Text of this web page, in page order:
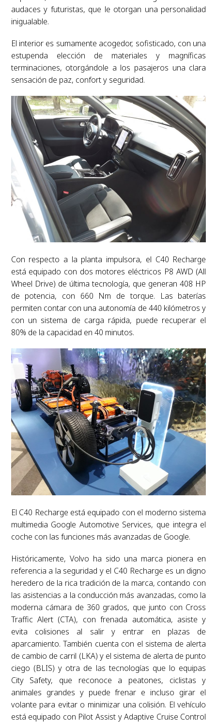
audaces y futuristas, que le otorgan una personalidad
inigualable.
El interior es sumamente acogedor, sofisticado, con una
estupenda elección de materiales y magníficas
terminaciones, otorgándole a los pasajeros una clara
sensación de paz, confort y seguridad.
Con respecto a la planta impulsora, el C40 Recharge
está equipado con dos motores eléctricos P8 AWD (All
Wheel Drive) de última tecnología, que generan 408 HP
de potencia, con 660 Nm de torque. Las baterías
permiten contar con una autonomía de 440 kilómetros y
con un sistema de carga rápida, puede recuperar el
80% de la capacidad en 40 minutos.
El C40 Recharge está equipado con el moderno sistema
multimedia Google Automotive Services, que integra el
coche con las funciones más avanzadas de Google.
Históricamente, Volvo ha sido una marca pionera en
referencia a la seguridad y el C40 Recharge es un digno
heredero de la rica tradición de la marca, contando con
las asistencias a la conducción más avanzadas, como la
moderna cámara de 360 ​​grados, que junto con Cross
Traffic Alert (CTA), con frenada automática, asiste y
evita colisiones al salir y entrar en plazas de
aparcamiento. También cuenta con el sistema de alerta
de cambio de carril (LKA) y el sistema de alerta de punto
ciego (BLIS) y otra de las tecnologías que lo equipas
City Safety, que reconoce a peatones, ciclistas y
animales grandes y puede frenar e incluso girar el
volante para evitar o minimizar una colisión. El vehículo
está equipado con Pilot Assist y Adaptive Cruise Control